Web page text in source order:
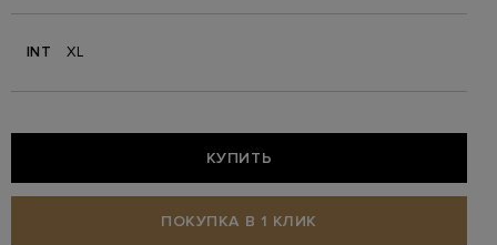
INT XL
КУПИТЬ
ПОКУПКА В 1 КЛИК